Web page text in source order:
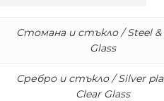
Стомана и стъкло / Steel &
Glass
Сребро и стъкло / Silver
Clear Glass